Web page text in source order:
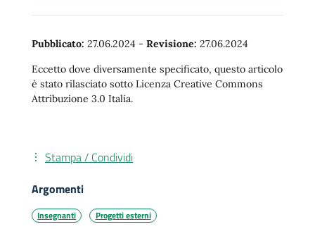
Pubblicato: 27.06.2024 - Revisione: 27.06.2024
Eccetto dove diversamente specificato, questo articolo
è stato rilasciato sotto Licenza Creative Commons
Attribuzione 3.0 Italia.
Stampa / Condividi
Argomenti
Insegnanti Progetti esterni